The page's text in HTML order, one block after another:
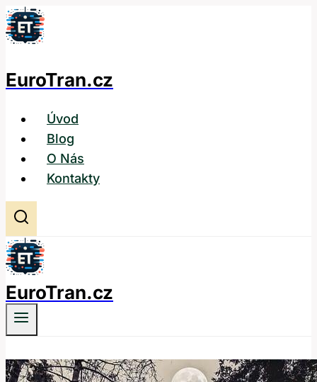
Přeskočit
na
EuroTran.cz
Úvod
Blog
O Nás
Kontakty
EuroTran.cz